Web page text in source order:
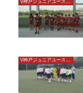
V神戸ジュニアユースU14
V神戸ジュニアユースU14